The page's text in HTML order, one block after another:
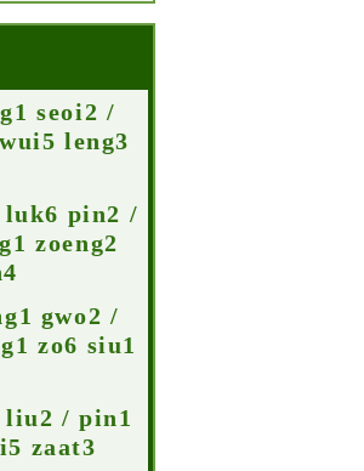
seoi2 /
leng3
luk6 pin2 /
zoeng2
gwo2 /
zo6 siu1
liu2 / pin1
zaat3